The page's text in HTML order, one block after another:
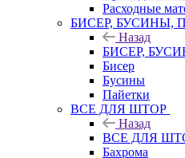
Расходные
БИСЕР, БУСИНЫ,
Назад
БИСЕР,
Бисер
Бусины
Пайетки
ВСЕ ДЛЯ ШТОР
Назад
ВСЕ ДЛЯ
Бахрома